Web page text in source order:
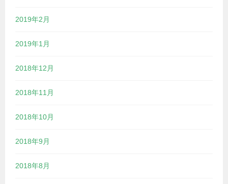
2019年2月
2019年1月
2018年12月
2018年11月
2018年10月
2018年9月
2018年8月